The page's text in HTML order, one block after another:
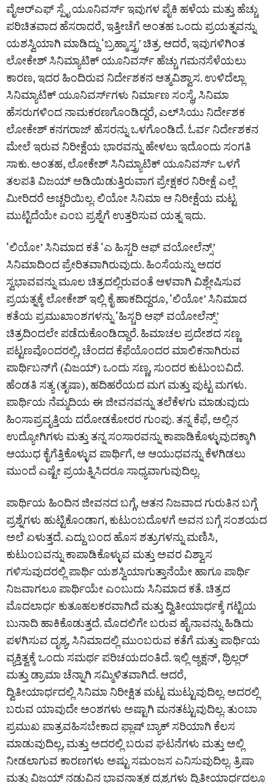
ವೈಆರ್‌ಎಫ್ ಸ್ಪೈ ಯೂನಿವರ್ಸ್ ಇವುಗಳ ಪೈಕಿ ಹಳೆಯ ಮತ್ತು ಹೆಚ್ಚು
ಪರಿಚಿತವಾದ ಹೆಸರಾದರೆ, ಇತ್ತೀಚೆಗೆ ಅಂತಹ ಒಂದು ಪ್ರಯತ್ನವನ್ನು
ಯಶಸ್ವಿಯಾಗಿ ಮಾಡಿದ್ದು ‘ಬ್ರಹ್ಮಾಸ್ತ್ರ’ ಚಿತ್ರ. ಆದರೆ, ಇವುಗಳಿಗಿಂತ
ಲೋಕೇಶ್ ಸಿನಿಮ್ಯಾಟಿಕ್ ಯೂನಿವರ್ಸ್ ಹೆಚ್ಚು ಗಮನಸೆಳೆಯಲು
ಕಾರಣ, ಇದರ ಹಿಂದಿರುವ ನಿರ್ದೇಶಕನ ಆತ್ಮವಿಶ್ವಾಸ. ಉಳಿದೆಲ್ಲಾ
ಸಿನಿಮ್ಯಾಟಿಕ್ ಯೂನಿವರ್ಸ್‌ಗಳು ನಿರ್ಮಾಣ ಸಂಸ್ಥೆ, ಸಿನಿಮಾ
ಹೆಸರುಗಳಿಂದ ನಾಮಕರಣಗೊಂಡಿದ್ದರೆ, ಎಲ್‌ಸಿಯು ನಿರ್ದೇಶಕ
ಲೋಕೇಶ್ ಕನಗರಾಜ್ ಹೆಸರನ್ನು ಒಳಗೊಂಡಿದೆ. ಓರ್ವ ನಿರ್ದೇಶಕನ
ಮೇಲೆ ಇರುವ ನಿರೀಕ್ಷೆಯ ಭಾರವನ್ನು ಹೇಳಲು ಇದೊಂದು ಸಂಗತಿ
ಸಾಕು. ಅಂತಹ, ಲೋಕೇಶ್ ಸಿನಿಮ್ಯಾಟಿಕ್ ಯೂನಿವರ್ಸ್‌ ಒಳಗೆ
ತಲಪತಿ ವಿಜಯ್ ಅಡಿಯಿಡುತ್ತಿರುವಾಗ ಪ್ರೇಕ್ಷಕರ ನಿರೀಕ್ಷೆ ಎಲ್ಲೆ
ಮೀರಿದರೆ ಅಚ್ಚರಿಯಿಲ್ಲ. ಲಿಯೋ ಸಿನಿಮಾ ಆ ನಿರೀಕ್ಷೆಯ ಮಟ್ಟ
ಮುಟ್ಟಿದೆಯೇ ಎಂಬ ಪ್ರಶ್ನೆಗೆ ಉತ್ತರಿಸುವ ಯತ್ನ ಇದು.
‘ಲಿಯೋ’ ಸಿನಿಮಾದ ಕತೆ ‘ಎ ಹಿಸ್ಚರಿ ಆಫ್ ವಯೋಲೆನ್ಸ್’
ಸಿನಿಮಾದಿಂದ ಪ್ರೇರಿತವಾಗಿರುವುದು. ಹಿಂಸೆಯನ್ನು ಅದರ
ಸ್ವಭಾವವನ್ನು ಮೂಲ ಚಿತ್ರದಲ್ಲಿರುವಂತೆ ಆಳವಾಗಿ ವಿಶ್ಲೇಷಿಸುವ
ಪ್ರಯತ್ನಕ್ಕೆ ಲೋಕೇಶ್ ಇಲ್ಲಿ ಕೈ ಹಾಕದಿದ್ದರೂ, ‘ಲಿಯೋ’ ಸಿನಿಮಾದ
ಕತೆಯ ಪ್ರಮುಖಾಂಶಗಳನ್ನು ‘ಹಿಸ್ಚರಿ ಆಫ್ ವಯೋಲೆನ್ಸ್’
ಚಿತ್ರದಿಂದಲೇ ಪಡೆದುಕೊಂಡಿದ್ದಾರೆ. ಹಿಮಾಚಲ ಪ್ರದೇಶದ ಸಣ್ಣ
ಪಟ್ಟಣವೊಂದರಲ್ಲಿ, ಚೆಂದದ ಕೆಫೆಯೊಂದರ ಮಾಲಿಕನಾಗಿರುವ
ಪಾರ್ಥಿಬನ್‌ಗೆ (ವಿಜಯ್) ಒಂದು ಸಣ್ಣ, ಸುಂದರ ಕುಟುಂಬವಿದೆ.
ಹೆಂಡತಿ ಸತ್ಯ (ತೃಷಾ), ಹದಿಹರೆಯದ ಮಗ ಮತ್ತು ಪುಟ್ಟ ಮಗಳು.
ಪಾರ್ಥಿಯ ನೆಮ್ಮದಿಯ ಈ ಜೀವನವನ್ನು ತಲೆಕೆಳಗು ಮಾಡುವುದು
ಹಿಂಸಾಪ್ರವೃತ್ತಿಯ ದರೋಡಕೋರರ ಗುಂಪು. ತನ್ನ ಕೆಫೆ, ಅಲ್ಲಿನ
ಉದ್ಯೋಗಿಗಳು ಮತ್ತು ತನ್ನ ಸಂಸಾರವನ್ನು ಕಾಪಾಡಿಕೊಳ್ಳುವುದಕ್ಕಾಗಿ
ಆಯುಧ ಕೈಗೆತ್ತಿಕೊಳ್ಳುವ ಪಾರ್ಥಿಗೆ, ಆ ಆಯುಧವನ್ನು ಕೆಳಗಿಡಲು
ಮುಂದೆ ಎಷ್ಟೇ ಪ್ರಯತ್ನಿಸಿದರೂ ಸಾಧ್ಯವಾಗುವುದಿಲ್ಲ.
ಪಾರ್ಥಿಯ ಹಿಂದಿನ ಜೀವನದ ಬಗ್ಗೆ, ಆತನ ನಿಜವಾದ ಗುರುತಿನ ಬಗ್ಗೆ
ಪ್ರಶ್ನೆಗಳು ಹುಟ್ಟಿಕೊಂಡಾಗ, ಕುಟುಂಬದೊಳಗೆ ಅವನ ಬಗ್ಗೆ ಸಂಶಯದ
ಅಲೆ ಏಳುತ್ತದೆ. ಎದ್ದು ಬಂದ ಹೊಸ ಶತ್ರುಗಳನ್ನು ಮಣಿಸಿ,
ಕುಟುಂಬವನ್ನು ಕಾಪಾಡಿಕೊಳ್ಳುವ ಮತ್ತು ಅವರ ವಿಶ್ವಾಸ
ಗಳಿಸುವುದರಲ್ಲಿ ಪಾರ್ಥಿ ಯಶಸ್ವಿಯಾಗುತ್ತಾನೆಯೇ ಹಾಗೂ ಪಾರ್ಥಿ
ನಿಜವಾಗಲೂ ಪಾರ್ಥಿಯೇ ಎಂಬುದು ಸಿನಿಮಾದ ಕತೆ. ಚಿತ್ರದ
ಮೊದಲಾರ್ಧ ಕುತೂಹಲಕರವಾಗಿದೆ ಮತ್ತು ದ್ವಿತೀಯಾರ್ಧಕ್ಕೆ ಗಟ್ಟಿಯ
ಬುನಾದಿ ಹಾಕಿಕೊಡುತ್ತದೆ. ಮೊದಲಿಗೇ ಬರುವ ಹೈನಾವನ್ನು ಹಿಡಿದು
ಪಳಗಿಸುವ ದೃಶ್ಯ, ಸಿನಿಮಾದಲ್ಲಿ ಮುಂಬರುವ ಕತೆಗೆ ಮತ್ತು ಪಾರ್ಥಿಯ
ವ್ಯಕ್ತಿತ್ವಕ್ಕೆ ಒಂದು ಸಮರ್ಥ ಪರಿಚಯದಂತಿದೆ. ಇಲ್ಲಿ ಆ್ಯಕ್ಷನ್, ಥ್ರಿಲ್ಲರ್
ಮತ್ತು ಡ್ರಾಮಾ ಚೆನ್ನಾಗಿ ಸಮ್ಮಿಳಿತವಾಗಿದೆ. ಆದರೆ,
ದ್ವಿತೀಯಾರ್ಧದಲ್ಲಿ ಸಿನಿಮಾ ನಿರೀಕ್ಷಿತ ಮಟ್ಟ ಮುಟ್ಟುವುದಿಲ್ಲ. ಅದರಲ್ಲಿ
ಬರುವ ಯಾವುದೇ ಅಂಶಗಳು ಅಷ್ಟಾಗಿ ಮನತಟ್ಟುವುದಿಲ್ಲ. ತುಂಬಾ
ಪ್ರಮುಖ ಪಾತ್ರವಹಿಸಬೇಕಾದ ಫ್ಲಾಷ್ ಬ್ಯಾಕ್ ಸರಿಯಾಗಿ ಕೆಲಸ
ಮಾಡುವುದಿಲ್ಲ, ಮತ್ತು ಅದರಲ್ಲಿ ಬರುವ ಘಟನೆಗಳು ಮತ್ತು ಅಲ್ಲಿ
ನೀಡಲಾಗುವ ಕಾರಣಗಳು ಅಷ್ಟು ಸಮಂಜಸ ಎನಿಸುವುದಿಲ್ಲ. ತ್ರಿಷಾ
ಮತ್ತು ವಿಜಯ್ ನಡುವಿನ ಭಾವನಾತ್ಮಕ ದೃಶ್ಯಗಳು ದ್ವಿತೀಯಾರ್ಧದಲ್ಲೂ